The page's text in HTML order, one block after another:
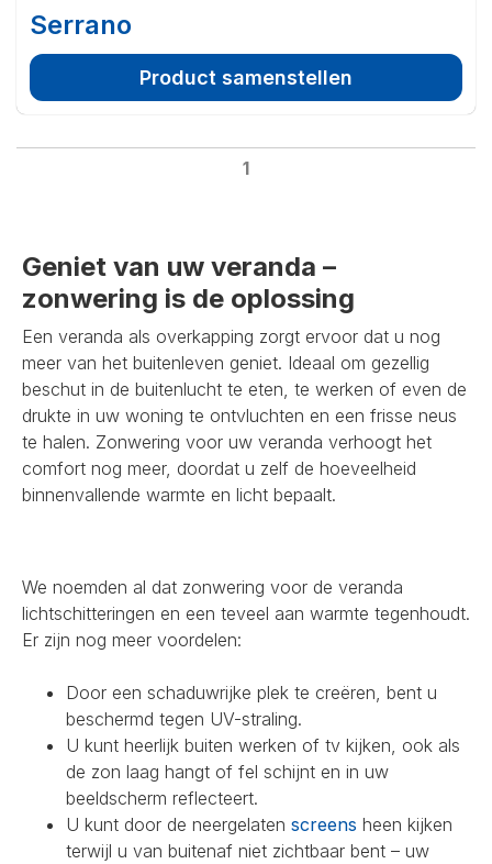
Serrano
Product samenstellen
1
Geniet van uw veranda –
zonwering is de oplossing
Een veranda als overkapping zorgt ervoor dat u nog
meer van het buitenleven geniet. Ideaal om gezellig
beschut in de buitenlucht te eten, te werken of even de
drukte in uw woning te ontvluchten en een frisse neus
te halen. Zonwering voor uw veranda verhoogt het
comfort nog meer, doordat u zelf de hoeveelheid
binnenvallende warmte en licht bepaalt.
We noemden al dat zonwering voor de veranda
lichtschitteringen en een teveel aan warmte tegenhoudt.
Er zijn nog meer voordelen:
Door een schaduwrijke plek te creëren, bent u
beschermd tegen UV-straling.
U kunt heerlijk buiten werken of tv kijken, ook als
de zon laag hangt of fel schijnt en in uw
beeldscherm reflecteert.
U kunt door de neergelaten screens heen kijken
terwijl u van buitenaf niet zichtbaar bent – uw